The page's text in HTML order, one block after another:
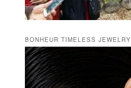
BONHEUR TIMELESS JEWELRY